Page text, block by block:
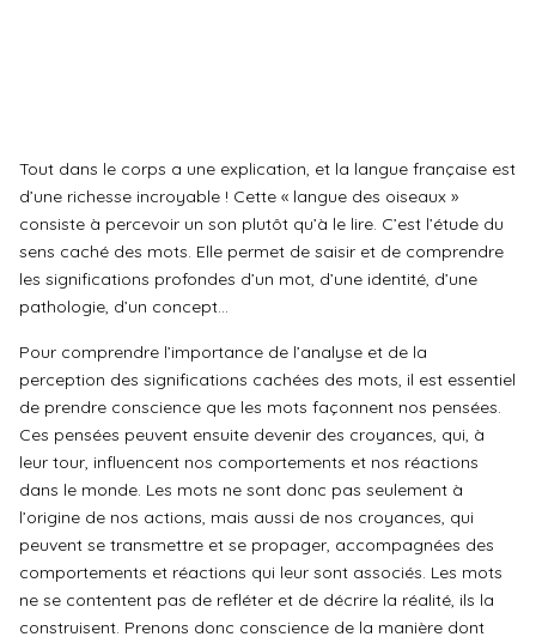
Tout dans le corps a une explication, et la langue française est
d’une richesse incroyable ! Cette « langue des oiseaux »
consiste à percevoir un son plutôt qu’à le lire. C’est l’étude du
sens caché des mots. Elle permet de saisir et de comprendre
les significations profondes d’un mot, d’une identité, d’une
pathologie, d’un concept…
Pour comprendre l’importance de l’analyse et de la
perception des significations cachées des mots, il est essentiel
de prendre conscience que les mots façonnent nos pensées.
Ces pensées peuvent ensuite devenir des croyances, qui, à
leur tour, influencent nos comportements et nos réactions
dans le monde. Les mots ne sont donc pas seulement à
l’origine de nos actions, mais aussi de nos croyances, qui
peuvent se transmettre et se propager, accompagnées des
comportements et réactions qui leur sont associés. Les mots
ne se contentent pas de refléter et de décrire la réalité, ils la
construisent. Prenons donc conscience de la manière dont